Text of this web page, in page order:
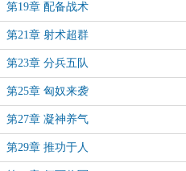
第19章 配备战术
第21章 射术超群
第23章 分兵五队
第25章 匈奴来袭
第27章 凝神养气
第29章 推功于人